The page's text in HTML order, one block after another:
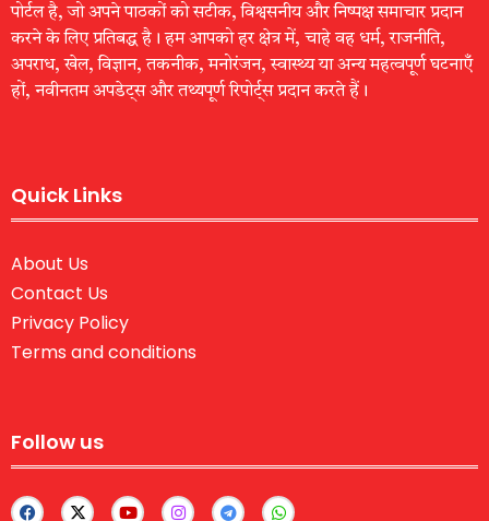
पोर्टल है, जो अपने पाठकों को सटीक, विश्वसनीय और निष्पक्ष समाचार प्रदान
करने के लिए प्रतिबद्ध है। हम आपको हर क्षेत्र में, चाहे वह धर्म, राजनीति,
अपराध, खेल, विज्ञान, तकनीक, मनोरंजन, स्वास्थ्य या अन्य महत्वपूर्ण घटनाएँ
हों, नवीनतम अपडेट्स और तथ्यपूर्ण रिपोर्ट्स प्रदान करते हैं।
Quick Links
About Us
Contact Us
Privacy Policy
Terms and conditions
Follow us